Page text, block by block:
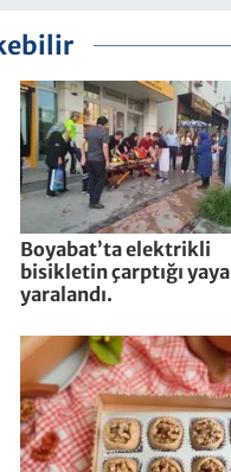
Boyabat’ta elektrikli
bisikletin çarptığı yaya
yaralandı.